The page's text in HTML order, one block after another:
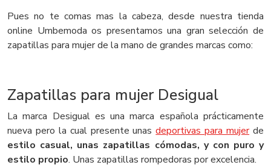
Pues no te comas mas la cabeza, desde nuestra tienda
online Umbemoda os presentamos una gran selección de
zapatillas para mujer de la mano de grandes marcas como:
Zapatillas para mujer Desigual
La marca Desigual es una marca española prácticamente
nueva pero la cual presente unasdeportivas para mujerde
estilo casual, unas zapatillas cómodas, y con puro y
estilo propio. Unas zapatillas rompedoras por excelencia.